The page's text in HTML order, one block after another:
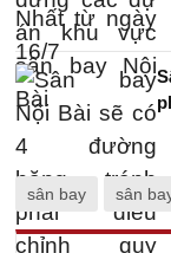
sân bay sân